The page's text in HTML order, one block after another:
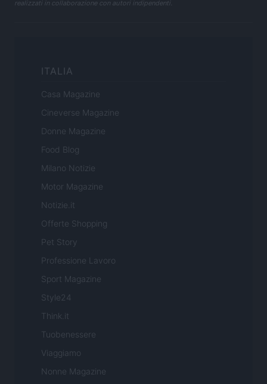
realizzati in collaborazione con autori indipendenti.
ITALIA
Casa Magazine
Cineverse Magazine
Donne Magazine
Food Blog
Milano Notizie
Motor Magazine
Notizie.it
Offerte Shopping
Pet Story
Professione Lavoro
Sport Magazine
Style24
Think.it
Tuobenessere
Viaggiamo
Nonne Magazine